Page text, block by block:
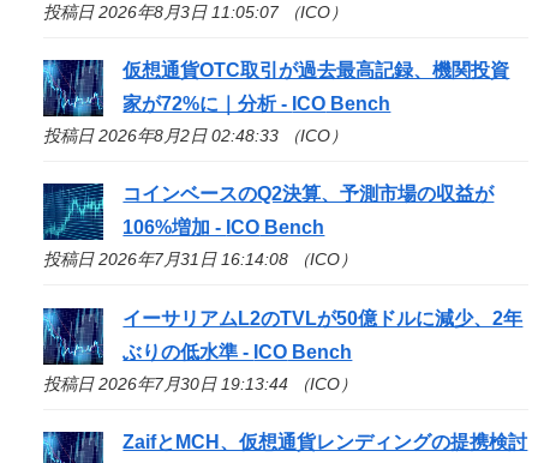
投稿日 2026年8月3日 11:05:07 （ICO）
仮想通貨OTC取引が過去最高記録、機関投資
家が72%に｜分析 - ICO Bench
投稿日 2026年8月2日 02:48:33 （ICO）
コインベースのQ2決算、予測市場の収益が
106%増加 - ICO Bench
投稿日 2026年7月31日 16:14:08 （ICO）
イーサリアムL2のTVLが50億ドルに減少、2年
ぶりの低水準 - ICO Bench
投稿日 2026年7月30日 19:13:44 （ICO）
ZaifとMCH、仮想通貨レンディングの提携検討